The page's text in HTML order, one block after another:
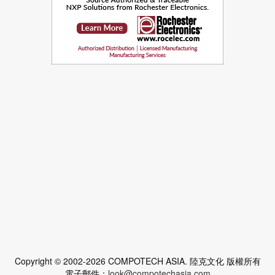
Copyright © 2002-2026 COMPOTECH ASIA. 陸克文化 版權所有